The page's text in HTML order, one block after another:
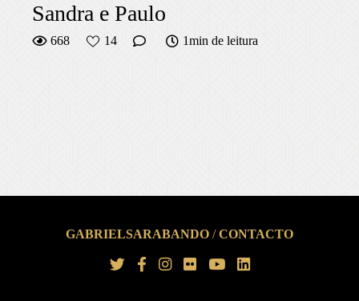
Sandra e Paulo
668 14 1min de leitura
GABRIELSARABANDO /CONTACTO